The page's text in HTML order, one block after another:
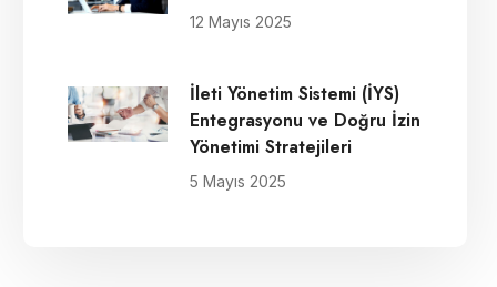
12 Mayıs 2025
İleti Yönetim Sistemi (İYS)
Entegrasyonu ve Doğru İzin
Yönetimi Stratejileri
5 Mayıs 2025